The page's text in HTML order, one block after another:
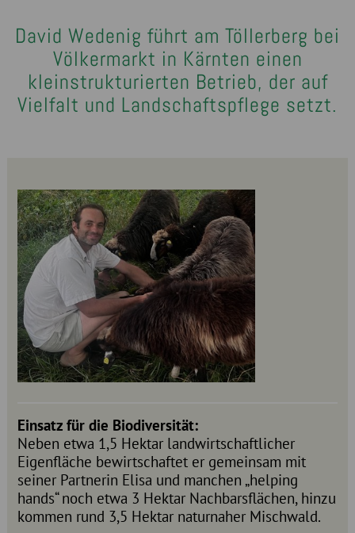
David Wedenig führt am Töllerberg bei
Völkermarkt in Kärnten einen
kleinstrukturierten Betrieb, der auf
Vielfalt und Landschaftspflege setzt.
Einsatz für die Biodiversität:
Neben etwa 1,5 Hektar landwirtschaftlicher
Eigenfläche bewirtschaftet er gemeinsam mit
seiner Partnerin Elisa und manchen „helping
hands“ noch etwa 3 Hektar Nachbarsflächen, hinzu
kommen rund 3,5 Hektar naturnaher Mischwald.